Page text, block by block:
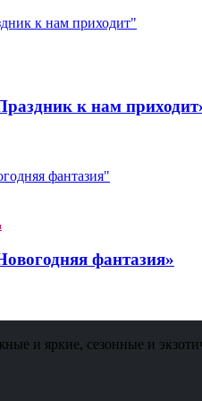
к нам
фантазия»
и яркие, сезонные и